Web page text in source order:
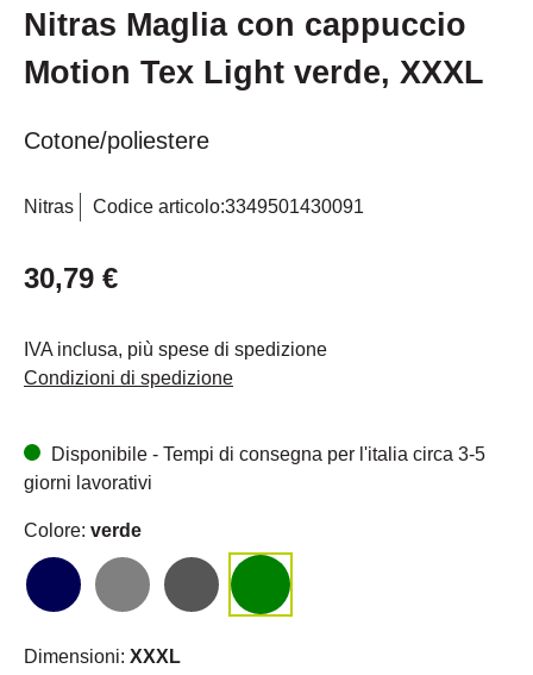
Nitras Maglia con cappuccio
Motion Tex Light verde, XXXL
Cotone/poliestere
Nitras Codice articolo:3349501430091
30,79 €
IVA inclusa, più spese di spedizione
Condizioni di spedizione
Disponibile - Tempi di consegna per l'italia circa 3-5
giorni lavorativi
Colore: verde
Dimensioni: XXXL